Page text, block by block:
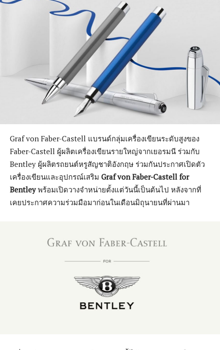
Graf von Faber-Castell แบรนด์กลุ่มเครื่องเขียนระดับสูงของ
Faber-Castell ผู้ผลิตเครื่องเขียนรายใหญ่จากเยอรมนี ร่วมกับ
Bentley ผู้ผลิตรถยนต์หรูสัญชาติอังกฤษ ร่วมกันประกาศเปิดตัว
เครื่องเขียนและอุปกรณ์เสริม Graf von Faber-Castell for
Bentleyพร้อมเปิดวางจำหน่ายตั้งแต่วันนี้เป็นต้นไป หลังจากที่
เคยประกาศความร่วมมือมาก่อนในเดือนมิถุนายนที่ผ่านมา